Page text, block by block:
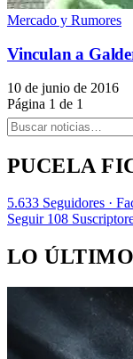
Mercado y Rumores
Vinculan a
10 de junio de 2016
Página 1 de 1
PUCELA
5.633 Seguidores ·
Seguir 108
LO ÚLTIMO